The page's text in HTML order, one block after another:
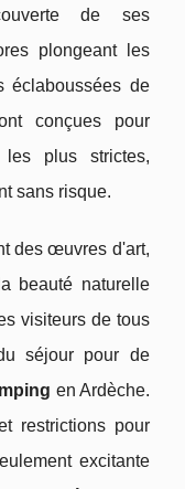
de ses
plongeant les
éclaboussées de
conçues pour
plus strictes,
sans risque.
des œuvres d'art,
beauté naturelle
visiteurs de tous
séjour pour de
en Ardèche.
restrictions pour
excitante